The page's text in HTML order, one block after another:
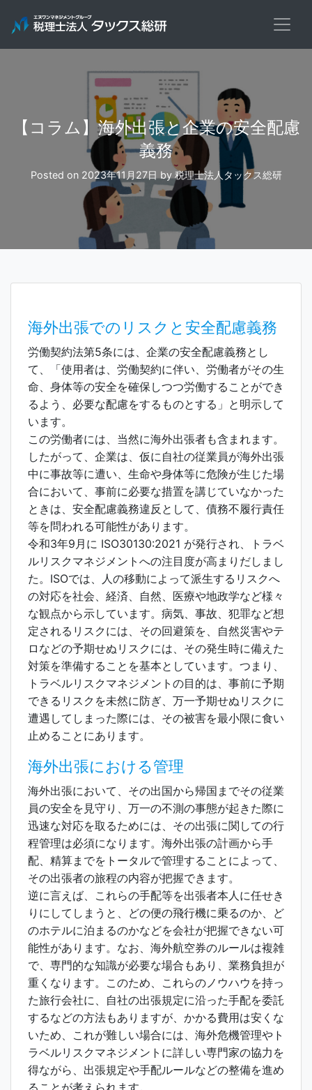
【コラム】海外出張と企業の安全配慮
義務
Posted on 2023年11月27日 by 税理士法人タックス総研
海外出張でのリスクと安全配慮義務
労働契約法第5条には、企業の安全配慮義務とし
て、「使用者は、労働契約に伴い、労働者がその生
命、身体等の安全を確保しつつ労働することができ
るよう、必要な配慮をするものとする」と明示して
います。
この労働者には、当然に海外出張者も含まれます。
したがって、企業は、仮に自社の従業員が海外出張
中に事故等に遭い、生命や身体等に危険が生じた場
合において、事前に必要な措置を講じていなかった
ときは、安全配慮義務違反として、債務不履行責任
等を問われる可能性があります。
令和3年9月に ISO30130:2021 が発行され、トラベ
ルリスクマネジメントへの注目度が高まりだしまし
た。ISOでは、人の移動によって派生するリスクへ
の対応を社会、経済、自然、医療や地政学など様々
な観点から示しています。病気、事故、犯罪など想
定されるリスクには、その回避策を、自然災害やテ
ロなどの予期せぬリスクには、その発生時に備えた
対策を準備することを基本としています。つまり、
トラベルリスクマネジメントの目的は、事前に予期
できるリスクを未然に防ぎ、万一予期せぬリスクに
遭遇してしまった際には、その被害を最小限に食い
止めることにあります。
海外出張における管理
海外出張において、その出国から帰国までその従業
員の安全を見守り、万一の不測の事態が起きた際に
迅速な対応を取るためには、その出張に関しての行
程管理は必須になります。海外出張の計画から手
配、精算までをトータルで管理することによって、
その出張者の旅程の内容が把握できます。
逆に言えば、これらの手配等を出張者本人に任せき
りにしてしまうと、どの便の飛行機に乗るのか、ど
のホテルに泊まるのかなどを会社が把握できない可
能性があります。なお、海外航空券のルールは複雑
で、専門的な知識が必要な場合もあり、業務負担が
重くなります。このため、これらのノウハウを持っ
た旅行会社に、自社の出張規定に沿った手配を委託
するなどの方法もありますが、かかる費用は安くな
いため、これが難しい場合には、海外危機管理やト
ラベルリスクマネジメントに詳しい専門家の協力を
得ながら、出張規定や手配ルールなどの整備を進め
ることが考えられます。